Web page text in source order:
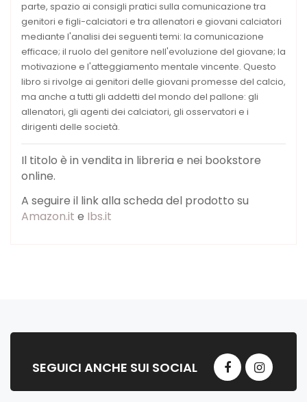
parte, spazio ai consigli pratici sulla comunicazione tra
genitori e figli-calciatori e tra allenatori e giovani calciatori
mediante l'analisi dei seguenti temi: la comunicazione
efficace; il ruolo del genitore nell'evoluzione del giovane; la
motivazione e l'atteggiamento mentale vincente. Questo
libro si rivolge ai genitori delle giovani promesse del calcio,
ma anche a tutti gli addetti del mondo del pallone: gli
allenatori, gli agenti dei calciatori, gli osservatori e i
dirigenti delle società.
Il titolo è in vendita in libreria e nei bookstore
online.
A seguire il link alla scheda del prodotto su
Amazon.it e Ibs.it
SEGUICI ANCHE SUI SOCIAL